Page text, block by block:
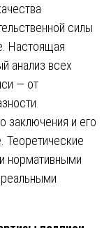
силы
Настоящая
анализ всех
— от
заключения и его
Теоретические
нормативными